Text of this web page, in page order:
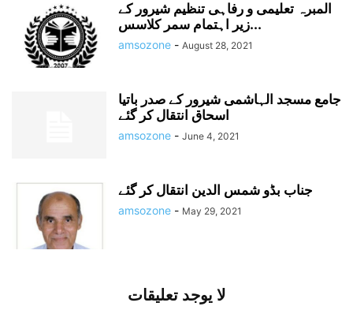
المبرہ تعلیمی و رفاہی تنظیم شیرور کے
زیر اہتمام سمر کلاسس...
amsozone - August 28, 2021
جامع مسجد الہاشمی شیرور کے صدر باتیا
اسحاق انتقال کر گئے
amsozone - June 4, 2021
جناب بڈو شمس الدین انتقال کر گئے
amsozone - May 29, 2021
لا يوجد تعليقات